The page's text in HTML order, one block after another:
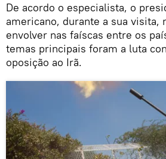
De acordo o especialista, o
americano, durante a sua visita,
envolver nas faíscas entre os
temas principais foram a luta
oposição ao Irã.